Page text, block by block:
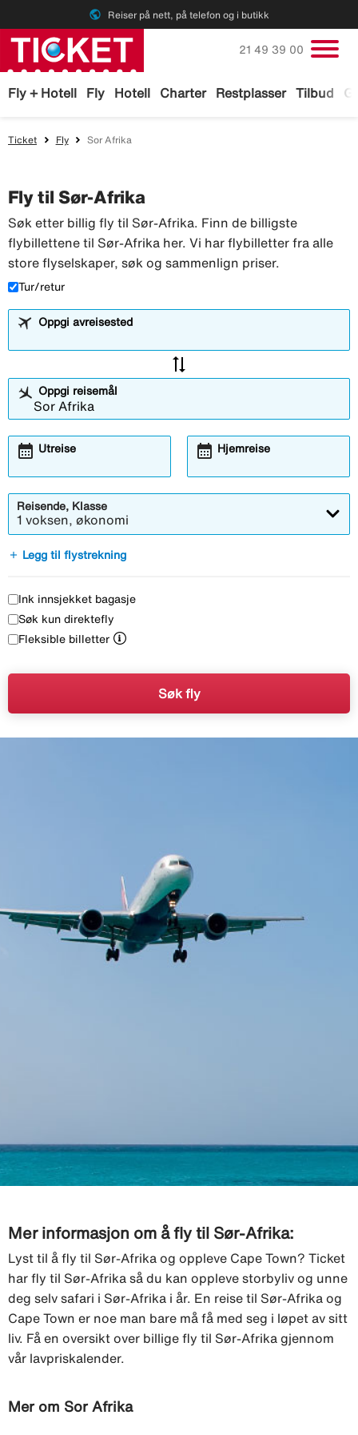
public Reiser på nett, på telefon og i butikk
Fly + Hotell Fly Hotell Charter Restplasser Tilbud
Ring oss på
21 49 39 00
Ticket Fly Sor Afrika
Fly til Sør-Afrika
Søk etter billig fly til Sør-Afrika. Finn de billigste
flybillettene til Sør-Afrika her. Vi har flybilletter fra alle
store flyselskaper, søk og sammenlign priser.
Tur/retur
Oppgi avreisested
sync_alt
Oppgi reisemål
Utreise
calendar_month Hjemreise
calendar_month
Reisende, Klasse
1 voksen, økonomi
add Legg til flystrekning
Ink innsjekket bagasje
Søk kun direktefly
Fleksible billetter
Søk fly
Mer informasjon om å fly til Sør-Afrika:
Lyst til å fly til Sør-Afrika og oppleve Cape Town? Ticket
har fly til Sør-Afrika så du kan oppleve storbyliv og unne
deg selv safari i Sør-Afrika i år. En reise til Sør-Afrika og
Cape Town er noe man bare må få med seg i løpet av sitt
liv. Få en oversikt over billige fly til Sør-Afrika gjennom
vår lavpriskalender.
Mer om Sor Afrika